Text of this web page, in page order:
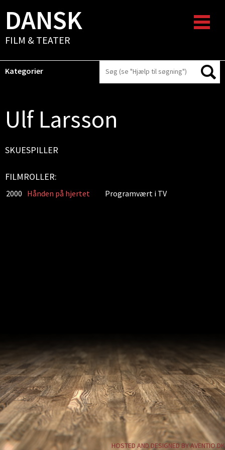
DANSK
FILM & TEATER
Kategorier
Ulf Larsson
SKUESPILLER
FILMROLLER:
2000 Hånden på hjertet Programvært i TV
HOSTED AND DESIGNED BY AVENTIO.DK